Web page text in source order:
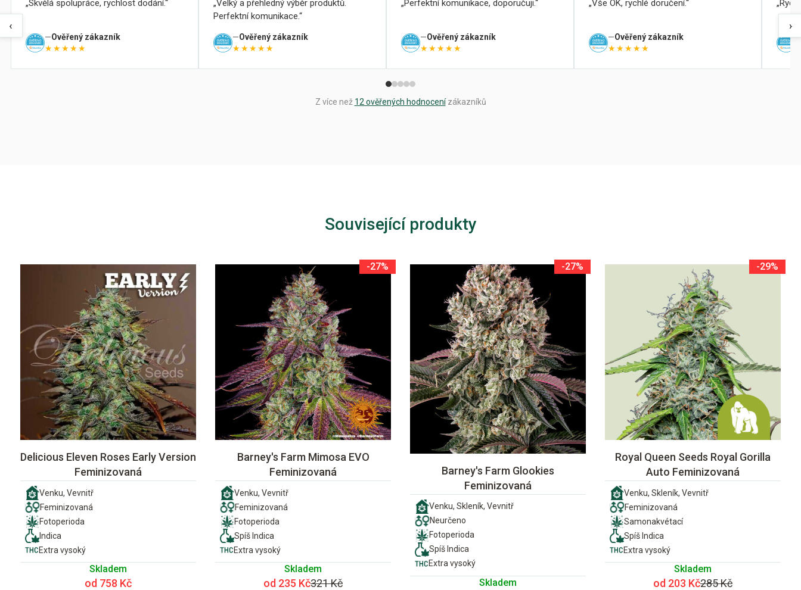
‹
Skvělá spolupráce, rychlost dodání.
Ověřený zákazník
★★★★★
Velký a přehledný výběr produktů.
Perfektní komunikace.
Ověřený zákazník
★★★★★
Perfektní komunikace, doporučuji.
Ověřený zákazník
★★★★★
Vše OK, rychlé doručení.
Ověřený zákazník
★★★★★
›
Z více než 12 ověřených hodnocenízákazníků
Související produkty
Delicious Eleven Roses Early Version
Feminizovaná
Venku, Vevnitř
Feminizovaná
Fotoperioda
Indica
Extra vysoký
Skladem
od 758 Kč
-27%
Barney's Farm Mimosa EVO
Feminizovaná
Venku, Vevnitř
Feminizovaná
Fotoperioda
Spíš Indica
Extra vysoký
Skladem
od 235 Kč321 Kč
-27%
Barney's Farm Glookies
Feminizovaná
Venku, Skleník, Vevnitř
Neurčeno
Fotoperioda
Spíš Indica
Extra vysoký
Skladem
-29%
Royal Queen Seeds Royal Gorilla
Auto Feminizovaná
Venku, Skleník, Vevnitř
Feminizovaná
Samonakvétací
Spíš Indica
Extra vysoký
Skladem
od 203 Kč285 Kč